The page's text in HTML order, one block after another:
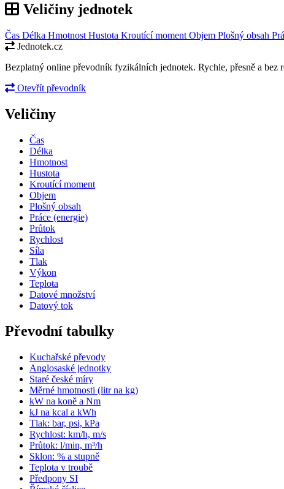
Veličiny jednotek
Čas Délka Hmotnost Hustota Kroutící moment Objem Plošný obsah
Jednotek.cz
Bezplatný online převodník fyzikálních jednotek. Rychle, přesně a bez
Otevřít převodník
Veličiny
Čas
Délka
Hmotnost
Hustota
Kroutící moment
Objem
Plošný obsah
Práce (energie)
Průtok
Rychlost
Síla
Tlak
Výkon
Teplota
Datové množství
Datový tok
Převodní tabulky
Kuchařské převody
Anglosaské jednotky
Staré české míry
Měrné hmotnosti (litr na kg)
kW na koně a Nm
kJ na kcal a kWh
Tlak: bar, psi, kPa
Rychlost: km/h, m/s
Průtok: l/min, m³/h
Sklon: % a stupně
Teplota v troubě
Předpony SI